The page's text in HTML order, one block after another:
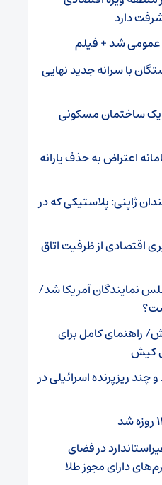
عمومی شد + فیلم
با سرانه جدید نهایی
یک ساختمان مسکونی
اعتراض به حذف یارانه
ژاپنی: پلاستیکی که در
اقتصادی از ظرفیت اتاق
نمایندگان آمریکا شد/
راهنمای کامل برای
کیش
و چند ریزپرنده اسرائیلی در
در فضای
دارای مجوز طلا